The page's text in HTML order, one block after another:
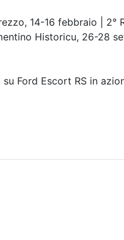
14-16 febbraio |
Historicu, 26-28
Ford Escort RS in